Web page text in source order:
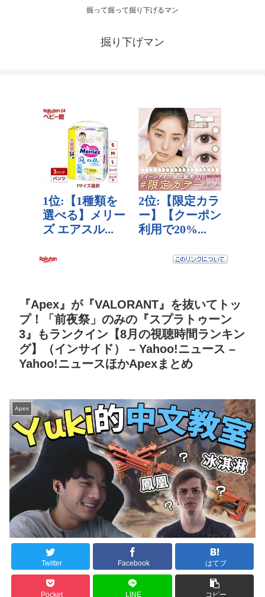
掘って掘って掘り下げるマン
掘り下げマン
『Apex』が『VALORANT』を抜いてトッ
プ！「前夜祭」のみの『スプラトゥーン
3』もランクイン【8月の視聴時間ランキン
グ】（インサイド） – Yahoo!ニュース –
Yahoo!ニュースほかApexまとめ
Apex
Twitter Facebook はてブ
Pocket LINE コピー